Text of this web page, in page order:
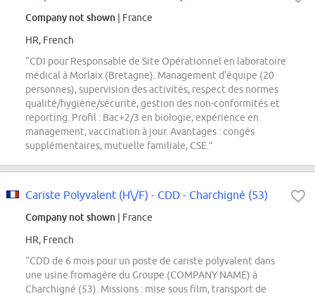
Company not shown | France
HR, French
“CDI pour Responsable de Site Opérationnel en laboratoire
médical à Morlaix (Bretagne). Management d'équipe (20
personnes), supervision des activités, respect des normes
qualité/hygiène/sécurité, gestion des non-conformités et
reporting. Profil : Bac+2/3 en biologie, expérience en
management, vaccination à jour. Avantages : congés
supplémentaires, mutuelle familiale, CSE.”
Cariste Polyvalent (H\/F) - CDD - Charchigné (53)
Company not shown | France
HR, French
“CDD de 6 mois pour un poste de cariste polyvalent dans
une usine fromagère du Groupe (COMPANY NAME) à
Charchigné (53). Missions : mise sous film, transport de